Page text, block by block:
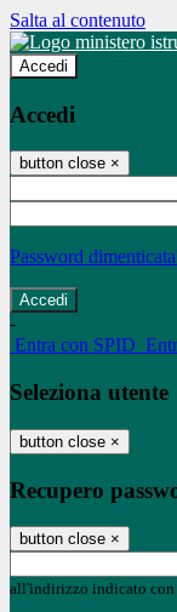
Salta al contenuto
Accedi
Accedi
button close ×
Password
-
Entra con SPID
Seleziona utente
button close ×
Recupero
button close ×
all'indirizzo indicato con